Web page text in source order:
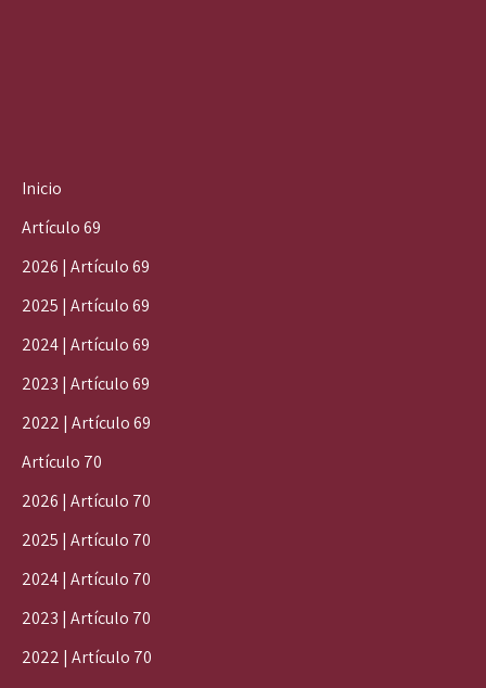
Inicio
Artículo 69
2026 | Artículo 69
2025 | Artículo 69
2024 | Artículo 69
2023 | Artículo 69
2022 | Artículo 69
Artículo 70
2026 | Artículo 70
2025 | Artículo 70
2024 | Artículo 70
2023 | Artículo 70
2022 | Artículo 70